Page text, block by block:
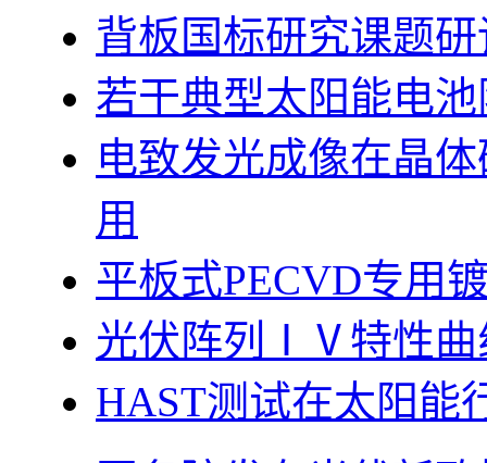
背板国标研究课题研
若干典型太阳能电
电致发光成像在晶
用
平板式PECVD专用
光伏阵列ⅠⅤ特性曲
HAST测试在太阳能